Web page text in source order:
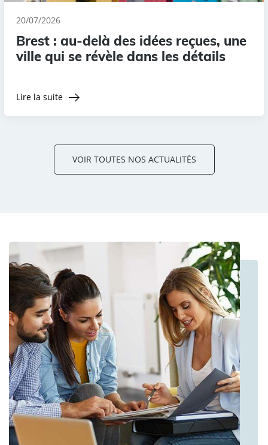
20/07/2026
Brest : au-delà des idées reçues, une
ville qui se révèle dans les détails
Lire la suite
VOIR TOUTES NOS ACTUALITÉS